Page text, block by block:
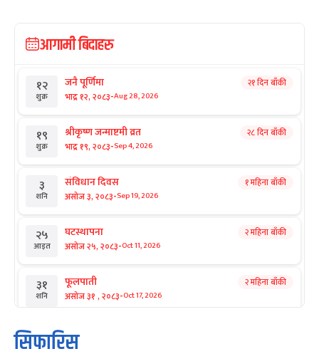
आगामी बिदाहरु
१२
शुक्र
जनै पूर्णिमा
भाद्र १२, २०८३-Aug 28, 2026
२१ दिन बाँकी
१९
शुक्र
श्रीकृष्ण जन्माष्टमी व्रत
भाद्र १९, २०८३-Sep 4, 2026
२८ दिन बाँकी
३
शनि
संविधान दिवस
असोज ३, २०८३-Sep 19, 2026
१ महिना बाँकी
२५
आइत
घटस्थापना
असोज २५, २०८३-Oct 11, 2026
२ महिना बाँकी
३१
शनि
फूलपाती
असोज ३१ , २०८३-Oct 17, 2026
२ महिना बाँकी
१
आइत
कार्तिक सङ्क्रान्ति
कार्तिक १, २०८३